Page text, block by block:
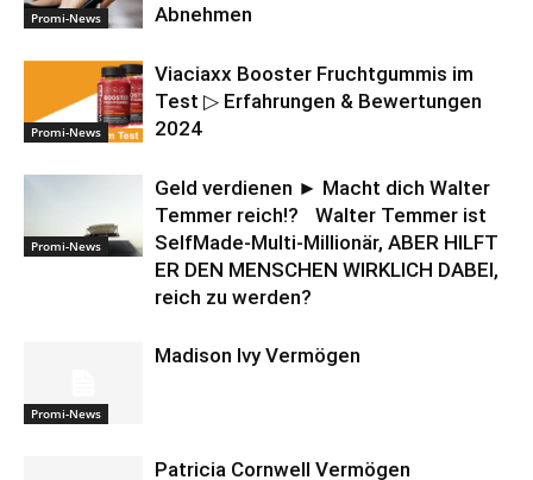
Promi-News
Abnehmen
Promi-News
Viaciaxx Booster Fruchtgummis im
Test ▷ Erfahrungen & Bewertungen
2024
Promi-News
Geld verdienen ► Macht dich Walter
Temmer reich!? Walter Temmer ist
SelfMade-Multi-Millionär, ABER HILFT
ER DEN MENSCHEN WIRKLICH DABEI,
reich zu werden?
Promi-News
Madison Ivy Vermögen
Patricia Cornwell Vermögen